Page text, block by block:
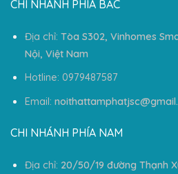
CHI NHÁNH PHÍA BẮC
Địa chỉ: Tòa S302, Vinhomes
Nội, Việt Nam
Hotline: 0979487587
Email:
CHI NHÁNH PHÍA NAM
Địa chỉ: 20/50/19 đường Thạnh